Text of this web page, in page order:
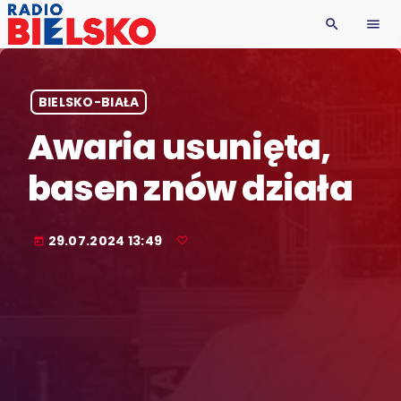
search menu
BIELSKO-BIAŁA
Awaria usunięta,
basen znów działa
today 29.07.2024 13:49